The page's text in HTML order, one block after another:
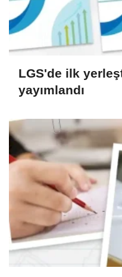
LGS'de ilk
yayımlandı